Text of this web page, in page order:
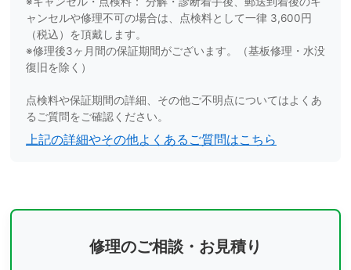
ャンセルや修理不可の場合は、点検料として一律 3,600円
（税込）を頂戴します。
※修理後3ヶ月間の保証期間がございます。（基板修理・水没
復旧を除く）
点検料や保証期間の詳細、その他ご不明点についてはよくあ
るご質問をご確認ください。
上記の詳細やその他よくあるご質問はこちら
修理のご相談・お見積り